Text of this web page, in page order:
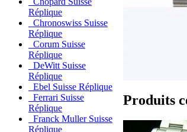
Réplique
Chronoswiss Suisse
Réplique
Corum Suisse
Réplique
DeWitt Suisse
Réplique
Ebel Suisse Réplique
Ferrari Suisse
Réplique
Franck Muller Suisse
Réplique
Produits